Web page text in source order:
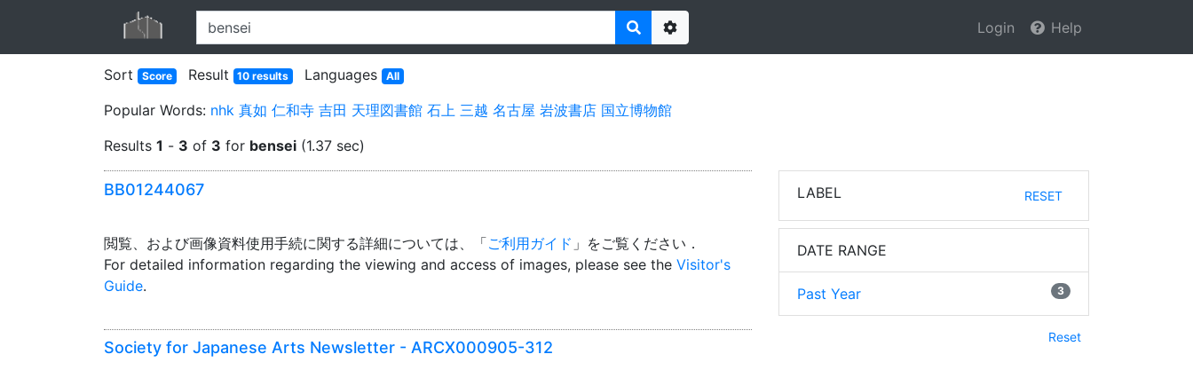
Options
Login Help
Sort Score Result 10 results Languages All
Popular Words: nhk 真如 仁和寺 吉田 天理図書館 石上 三越 名古屋 岩波書店 国立博物館
Results 1 - 3 of 3 for bensei (1.37 sec)
BB01244067
閲覧、および画像資料使用手続に関する詳細については、「ご利用ガイド 」をご覧ください．
For detailed information regarding the viewing and access of images, please see the Visitor's
Guide.
Society for Japanese Arts Newsletter - ARCX000905-312
LABEL RESET
DATE RANGE
Past Year 3
Reset